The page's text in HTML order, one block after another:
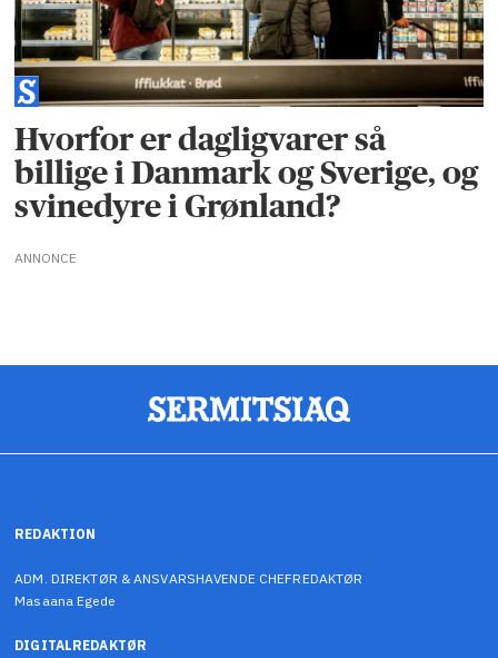
Hvorfor er dagligvarer så
billige i Danmark og Sverige, og
svinedyre i Grønland?
ANNONCE
REDAKTION
ADM. DIREKTØR & ANSVARSHAVENDE CHEFREDAKTØR
Masaana Egede
DIGITALREDAKTØR